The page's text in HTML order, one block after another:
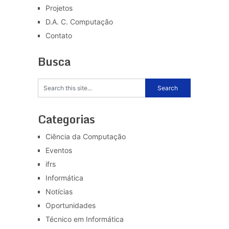
Projetos
D.A. C. Computação
Contato
Busca
Categorias
Ciência da Computação
Eventos
ifrs
Informática
Notícias
Oportunidades
Técnico em Informática